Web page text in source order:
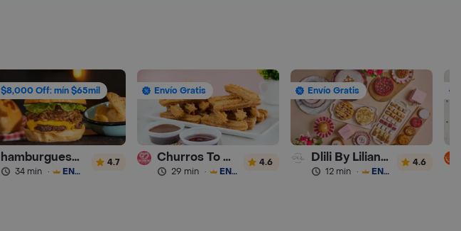
$8,000 Off: mín $65mil
hamburguesas Rustica (RDC)
34 min · ENVÍO GRATIS
4.7
Envío Gratis
Churros To Go
29 min · ENVÍO GRATIS
4.6
Envío Gratis
Dlili By Liliana Arango
12 min · ENVÍO GRATIS
4.6